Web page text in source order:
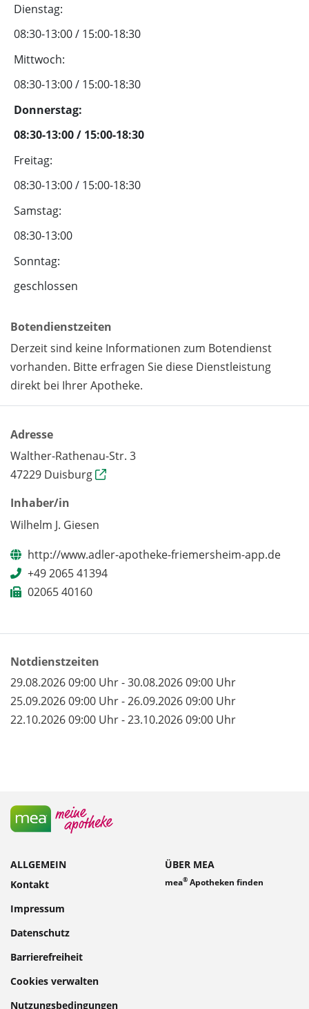
Dienstag:
08:30-13:00 / 15:00-18:30
Mittwoch:
08:30-13:00 / 15:00-18:30
Donnerstag:
08:30-13:00 / 15:00-18:30
Freitag:
08:30-13:00 / 15:00-18:30
Samstag:
08:30-13:00
Sonntag:
geschlossen
Botendienstzeiten
Derzeit sind keine Informationen zum Botendienst
vorhanden. Bitte erfragen Sie diese Dienstleistung
direkt bei Ihrer Apotheke.
Adresse
Walther-Rathenau-Str. 3
47229 Duisburg
Inhaber/in
Wilhelm J. Giesen
http://www.adler-apotheke-friemersheim-app.de
+49 2065 41394
02065 40160
Notdienstzeiten
29.08.2026 09:00 Uhr - 30.08.2026 09:00 Uhr
25.09.2026 09:00 Uhr - 26.09.2026 09:00 Uhr
22.10.2026 09:00 Uhr - 23.10.2026 09:00 Uhr
ALLGEMEIN
Kontakt
Impressum
Datenschutz
Barrierefreiheit
Cookies verwalten
Nutzungsbedingungen
ÜBER MEA
mea® Apotheken finden